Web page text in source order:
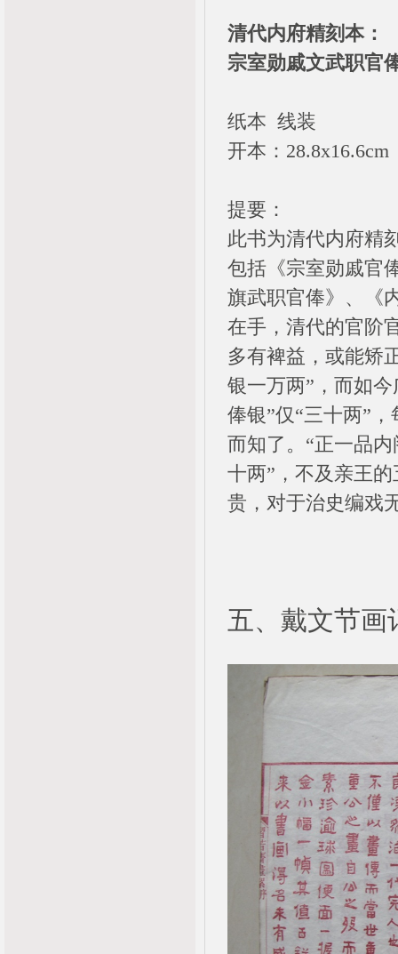
清代内府精刻本：
宗室勋戚文武职官
纸本 线装
开本：
提要：
此书为清代内府精
包括《宗室勋戚官
旗武职官俸》、《
在手，清代的官阶
多有裨益，或能矫
银一万两”，而如
俸银”仅“三十两”
而知了。“正一品
十两”，不及亲王
贵，对于治史编戏
五、戴文节画